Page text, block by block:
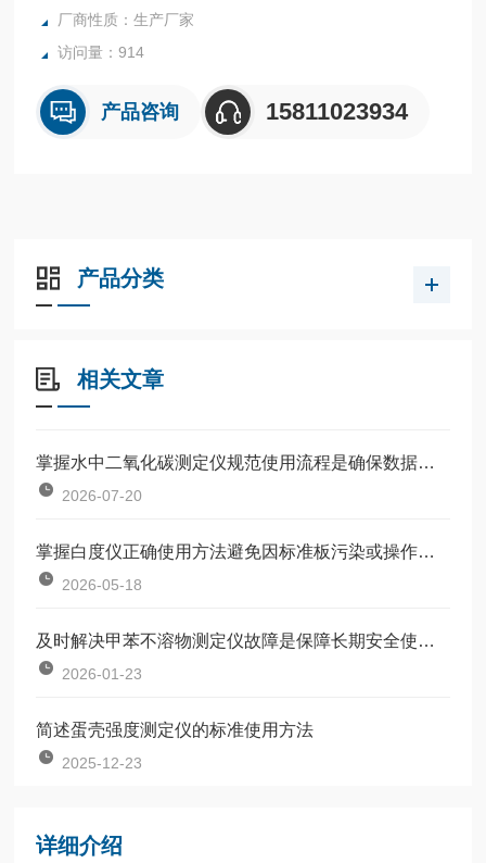
厂商性质：生产厂家
访问量：914
产品咨询 15811023934
产品分类
相关文章
掌握水中二氧化碳测定仪规范使用流程是确保数据准确可靠的前提
2026-07-20
掌握白度仪正确使用方法避免因标准板污染或操作不规范引入误差
2026-05-18
及时解决甲苯不溶物测定仪故障是保障长期安全使用的关键
2026-01-23
简述蛋壳强度测定仪的标准使用方法
2025-12-23
详细介绍